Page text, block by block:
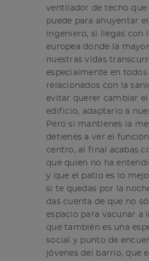
ventilador de techo que
puede para ahuyentar
ingeniero, si llegas con
europea donde la
nuestras vidas
especialmente en
relacionados con la
evitar querer cambiar el
edificio, adaptarlo a
Pero si mantienes la
detienes a ver el
centro, al final acabas
que quien no ha
y que el patio es lo
si te quedas por la
das cuenta de que no
espacio para vacunar a
que también es una
social y punto de
jóvenes del barrio, que